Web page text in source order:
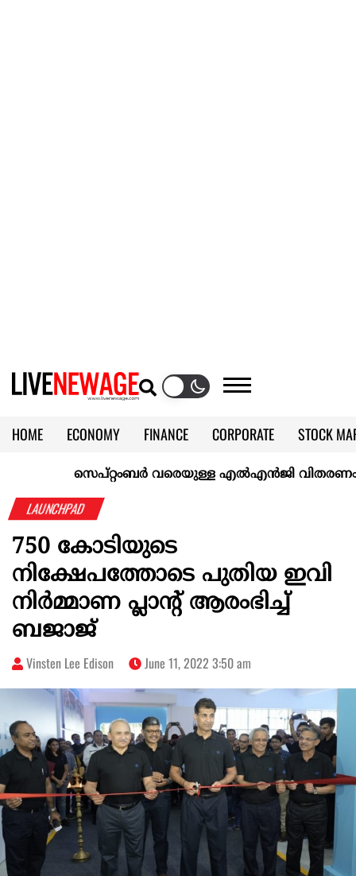
HOME ECONOMY FINANCE CORPORATE
STOCK
KERALA @70
സെപ്റ്റംബർ വരെയുള്ള എൽഎൻജി വിതരണം
LAUNCHPAD
750 കോടിയുടെ
നിക്ഷേപത്തോടെ പുതിയ ഇവി
നിർമ്മാണ പ്ലാന്റ് ആരംഭിച്ച്
ബജാജ്
Vinsten Lee Edison June 11, 2022 3:50 am